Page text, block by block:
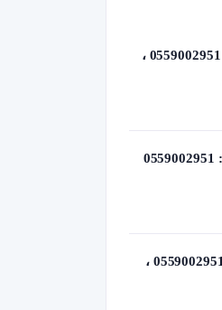
تركيب مظلات قماش الدمام ت: 0559002951 ،
تركيب برجولات خشب الدمام ت: 0559002951
تركيب سواتر حديد الظهران ت: 0559002951 ،